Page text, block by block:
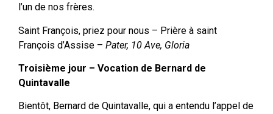
l’un de nos frères.
Saint François, priez pour nous – Prière à saint
François d’Assise – Pater, 10 Ave, Gloria
Troisième jour – Vocation de Bernard de
Quintavalle
Bientôt, Bernard de Quintavalle, qui a entendu l’appel de